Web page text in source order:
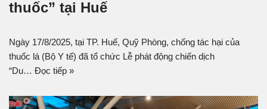
thuốc” tại Huế
Ngày 17/8/2025, tại TP. Huế, Quỹ Phòng, chống tác hại của
thuốc lá (Bộ Y tế) đã tổ chức Lễ phát động chiến dịch
“Du… Đọc tiếp »